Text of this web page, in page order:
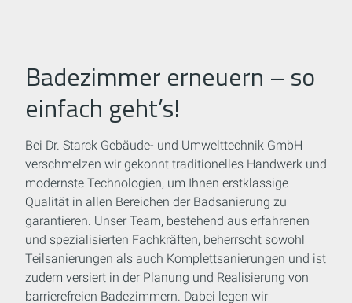
Badezimmer erneuern – so
einfach geht’s!
Bei Dr. Starck Gebäude- und Umwelttechnik GmbH
verschmelzen wir gekonnt traditionelles Handwerk und
modernste Technologien, um Ihnen erstklassige
Qualität in allen Bereichen der Badsanierung zu
garantieren. Unser Team, bestehend aus erfahrenen
und spezialisierten Fachkräften, beherrscht sowohl
Teilsanierungen als auch Komplettsanierungen und ist
zudem versiert in der Planung und Realisierung von
barrierefreien Badezimmern. Dabei legen wir